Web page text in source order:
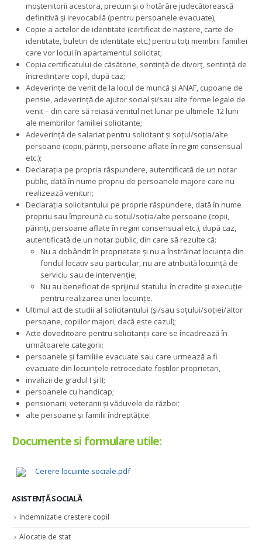
moștenitorii acestora, precum și o hotărâre judecătorească
definitivă și irevocabilă (pentru persoanele evacuate),
Copie a actelor de identitate (certificat de naștere, carte de
identitate, buletin de identitate etc.) pentru toți membrii familiei
care vor locui în apartamentul solicitat;
Copia certificatului de căsătorie, sentință de divorț, sentință de
încredințare copil, după caz;
Adeverințe de venit de la locul de muncă și ANAF, cupoane de
pensie, adeverință de ajutor social și/sau alte forme legale de
venit – din care să reiasă venitul net lunar pe ultimele 12 luni
ale membrilor familiei solicitante;
Adeverință de salariat pentru solicitant și soțul/soția/alte
persoane (copii, părinți, persoane aflate în regim consensual
etc.);
Declarația pe propria răspundere, autentificată de un notar
public, dată în nume propriu de persoanele majore care nu
realizează venituri;
Declarația solicitantului pe proprie răspundere, dată în nume
propriu sau împreună cu soțul/soția/alte persoane (copii,
părinți, persoane aflate în regim consensual etc.), după caz,
autentificată de un notar public, din care să rezulte că:
Nu a dobândit în proprietate și nu a înstrăinat locuința din
fondul locativ sau particular, nu are atribuită locuință de
serviciu sau de intervenție;
Nu au beneficiat de sprijinul statului în credite și execuție
pentru realizarea unei locuințe.
Ultimul act de studii al solicitantului (și/sau soțului/soției/altor
persoane, copiilor majori, dacă este cazul);
Acte doveditoare pentru solicitanții care se încadrează în
următoarele categorii:
persoanele și familiile evacuate sau care urmează a fi
evacuate din locuințele retrocedate foștilor proprietari,
invalizii de gradul I și II;
persoanele cu handicap;
pensionarii, veteranii și văduvele de război;
alte persoane și familii îndreptățite.
Documente si formulare utile:
Cerere locuinte sociale.pdf
ASISTENȚĂ SOCIALĂ
Indemnizatie crestere copil
Alocatie de stat